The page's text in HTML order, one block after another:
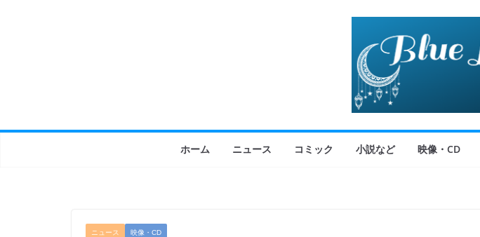
ホーム ニュース コミック 小説など 映像・CD
ニュース 映像・CD